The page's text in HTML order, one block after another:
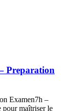
Preparation
Examen7h –
pour maîtriser le